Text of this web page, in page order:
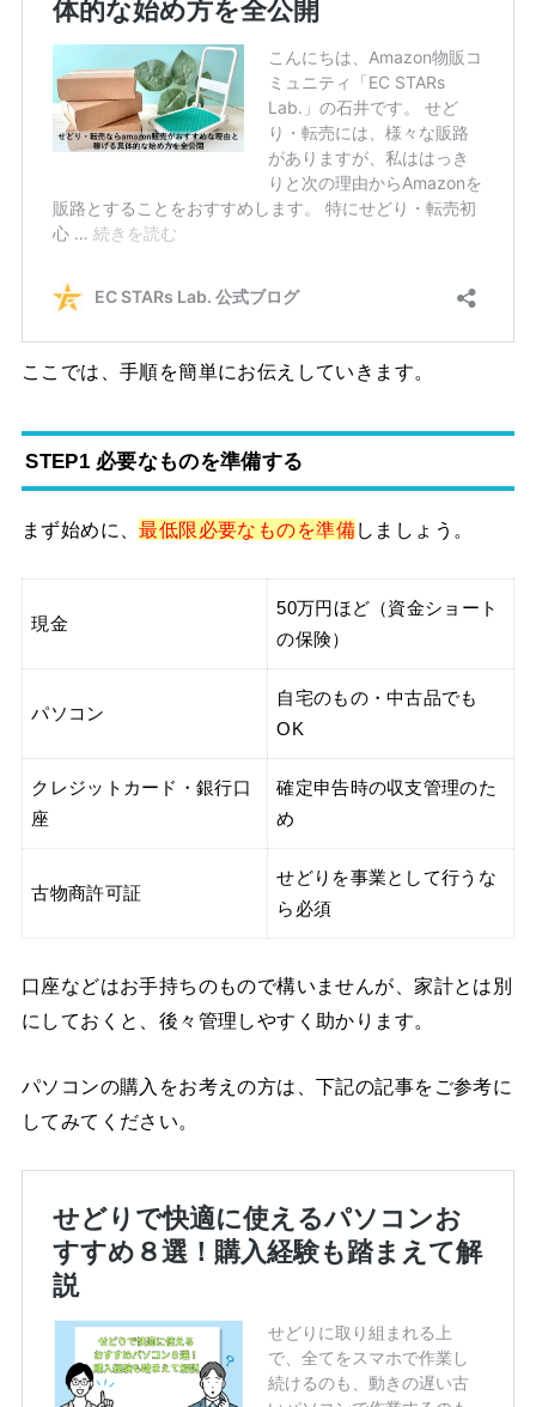
ここでは、手順を簡単にお伝えしていきます。
STEP1 必要なものを準備する
まず始めに、最低限必要なものを準備しましょう。
現金
50万円ほど（資金ショート
の保険）
パソコン
自宅のもの・中古品でも
OK
クレジットカード・銀行口
座
確定申告時の収支管理のた
め
古物商許可証
せどりを事業として行うな
ら必須
口座などはお手持ちのもので構いませんが、家計とは別
にしておくと、後々管理しやすく助かります。
パソコンの購入をお考えの方は、下記の記事をご参考に
してみてください。